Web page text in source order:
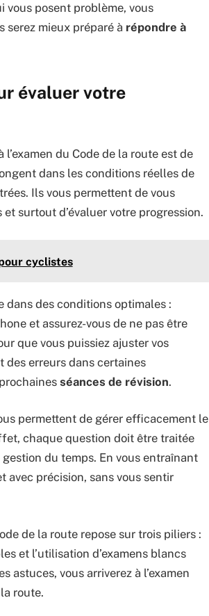
vous posent problème, vous
serez mieux préparé à répondre à
évaluer votre
du Code de la route est de
dans les conditions réelles de
Ils vous permettent de vous
surtout d’évaluer votre progression.
cyclistes
des conditions optimales :
et assurez-vous de ne pas être
que vous puissiez ajuster vos
des erreurs dans certaines
séances de révision.
permettent de gérer efficacement le
chaque question doit être traitée
du temps. En vous entraînant
avec précision, sans vous sentir
de la route repose sur trois piliers :
et l’utilisation d’examens blancs
astuces, vous arriverez à l’examen
route.